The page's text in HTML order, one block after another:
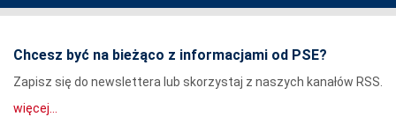
Chcesz być na bieżąco z informacjami od PSE?
Zapisz się do newslettera lub skorzystaj z naszych kanałów RSS.
więcej...